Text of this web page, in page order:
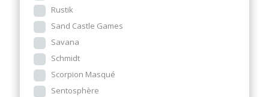
Rustik
Sand Castle Games
Savana
Schmidt
Scorpion Masqué
Sentosphère